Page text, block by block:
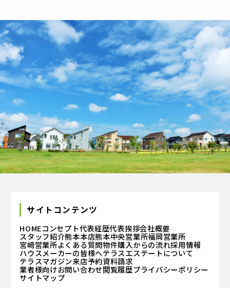
サイトコンテンツ
HOMEコンセプト代表経歴代表挨拶会社概要
スタッフ紹介熊本本店熊本中央営業所福岡営業所
宮崎営業所よくある質問物件購入からの流れ採用情報
ハウスメーカーの皆様へテラスエステートについて
テラスマガジン来店予約資料請求
業者様向けお問い合わせ閲覧履歴プライバシーポリシー
サイトマップ